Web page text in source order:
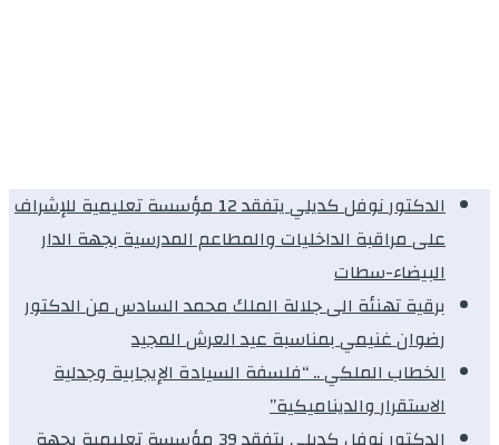
الدكتور نوفل كديلي يتفقد 12 مؤسسة تعليمية للإشراف
على مراقبة الداخليات والمطاعم المدرسية بجهة الدار
البيضاء-سطات
برقية تهنئة الى جلالة الملك محمد السادس من الدكتور
رضوان غنيمي بمناسبة عيد العرش المجيد
الخطاب الملكي .. “فلسفة السيادة الإيجابية وجدلية
الاستقرار والديناميكية”